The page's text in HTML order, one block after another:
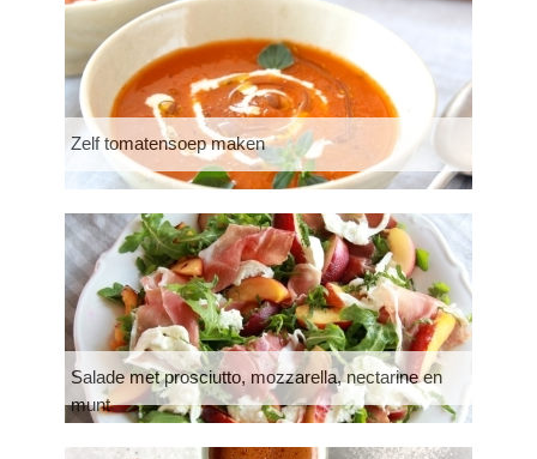
Zelf tomatensoep maken
Salade met prosciutto, mozzarella, nectarine en
munt